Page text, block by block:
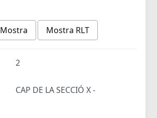
Mostra
Mostra RLT
2
CAP DE LA SECCIÓ X -